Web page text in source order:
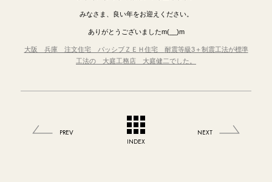
みなさま、良い年をお迎えください。
ありがとうございましたm(__)m
大阪 兵庫 注文住宅 パッシブＺＥＨ住宅 耐震等級3＋制震工法が標準
工法の 大庭工務店 大庭健二でした。
PREV
INDEX
NEXT